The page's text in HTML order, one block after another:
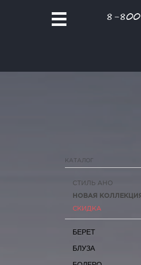
8-
КАТАЛОГ
СТИЛЬ АНО
НОВАЯ КОЛЛЕКЦИЯ
СКИДКА
БЕРЕТ
БЛУЗА